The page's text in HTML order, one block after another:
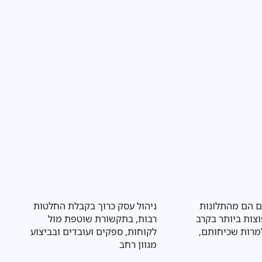
של לקויות למידה
באופן משמעותי על
הרגשי והחברתי
עסקים הפועלים בתחום המזון
נדרשים לעמוד בשורה ארוכה של
דרישות רגולטוריות שנועדו להגן על
בריאות